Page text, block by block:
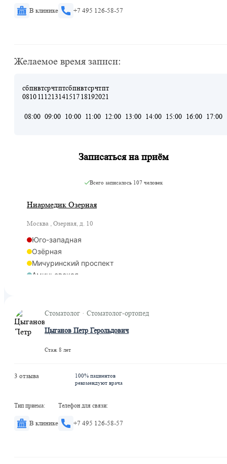
В клинике +7 495 126-58-57
Желаемое время записи:
сб
08
пн
10
вт
11
ср
12
чт
13
пт
14
сб
15
пн
17
вт
18
ср
19
чт
20
пт
21
08:00 09:00 10:00 11:00 12:00 13:00 14:00 15:00 16:00 17:00
Записаться на приём
Всего записалось 107 человек
Ниармедик Озерная
Москва , Озерная, д. 10
Юго-западная
Озёрная
Мичуринский проспект
Аминьевская
Стоматолог · Стоматолог-ортопед
Цыганов Петр Герольдович
Стаж 8 лет
3 отзыва
100% пациентов
рекомендуют врача
Тип приема:
В клинике
Телефон для связи:
+7 495 126-58-57